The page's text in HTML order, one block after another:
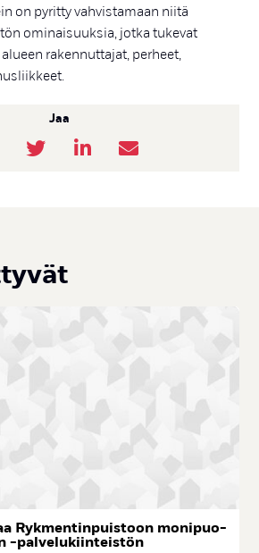
on pyritty vahvistamaan niitä
ominaisuuksia, jotka tukevat
rakennuttajat, perheet,
Jaa
Ryk­men­tin­puis­toon mo­ni­puo­
-pal­ve­lu­kiin­teis­tön